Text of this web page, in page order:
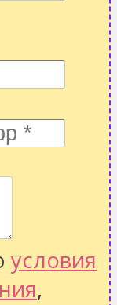
условия
,